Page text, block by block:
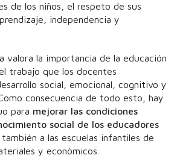
de los niños, el respeto de sus
independencia y
valora la importancia de la educación
trabajo que los docentes
social, emocional, cognitivo y
consecuencia de todo esto, hay
para mejorar las condiciones
social de los educadores
también a las escuelas infantiles de
y económicos.